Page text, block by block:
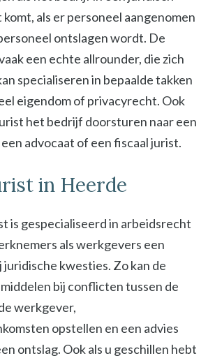
als er personeel aangenomen
ontslagen wordt. De
een echte allrounder, die zich
specialiseren in bepaalde takken
eigendom of privacyrecht. Ook
het bedrijf doorsturen naar een
advocaat of een fiscaal jurist.
in Heerde
is gespecialiseerd in arbeidsrecht
als werkgevers een
juridische kwesties. Zo kan de
bij conflicten tussen de
werkgever,
opstellen en een advies
ontslag. Ook als u geschillen hebt